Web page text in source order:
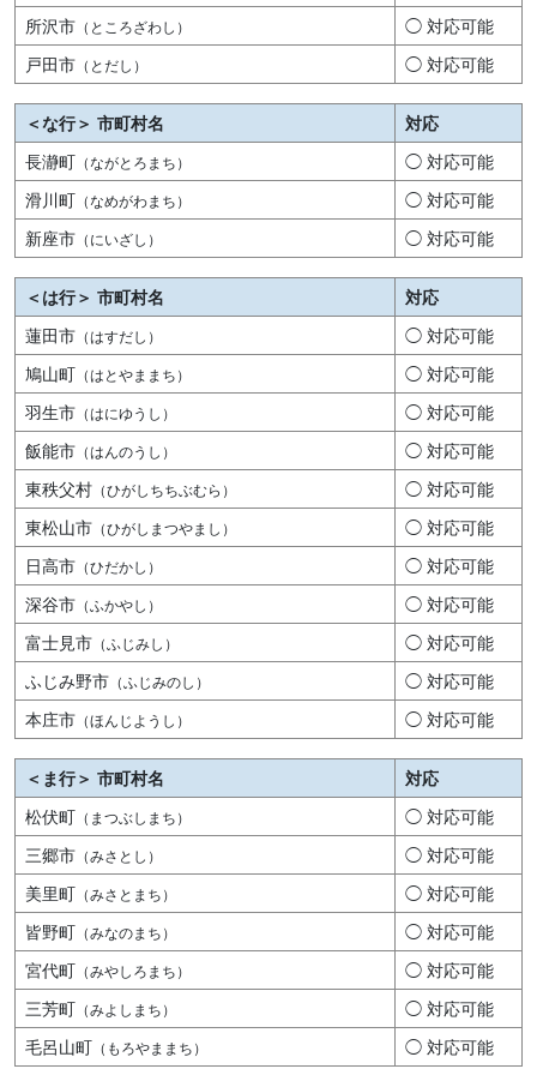
所沢市 （ところざわし）
◯ 対応可能
戸田市 （とだし） ◯ 対応可能
＜な行＞ 市町村名
対応
長瀞町 （ながとろまち）
◯ 対応可能
滑川町 （なめがわまち）
◯ 対応可能
新座市 （にいざし） ◯ 対応可能
＜は行＞ 市町村名
対応
蓮田市 （はすだし）
◯ 対応可能
鳩山町 （はとやままち）
◯ 対応可能
羽生市 （はにゆうし）
◯ 対応可能
飯能市 （はんのうし）
◯ 対応可能
東秩父村 （ひがしちちぶむら）
◯ 対応可能
東松山市 （ひがしまつやまし）
◯ 対応可能
日高市 （ひだかし）
◯ 対応可能
深谷市 （ふかやし）
◯ 対応可能
富士見市 （ふじみし）
◯ 対応可能
ふじみ野市 （ふじみのし）
◯ 対応可能
本庄市 （ほんじようし） ◯ 対応可能
＜ま行＞ 市町村名
対応
松伏町 （まつぶしまち）
◯ 対応可能
三郷市 （みさとし）
◯ 対応可能
美里町 （みさとまち）
◯ 対応可能
皆野町 （みなのまち）
◯ 対応可能
宮代町 （みやしろまち）
◯ 対応可能
三芳町 （みよしまち）
◯ 対応可能
毛呂山町 （もろやままち） ◯ 対応可能